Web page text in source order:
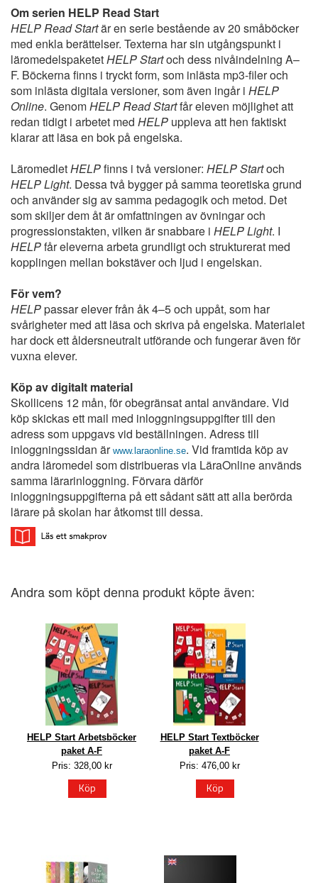
Om serien HELP Read Start
HELP Read Startär en serie bestående av 20 småböcker
med enkla berättelser. Texterna har sin utgångspunkt i
läromedelspaketetHELP Startoch dess nivåindelning A–
F. Böckerna finns i tryckt form, som inlästa mp3-filer och
som inlästa digitala versioner, som även ingår i HELP
Online. GenomHELP Read Startfår eleven möjlighet att
redan tidigt i arbetet med HELP uppleva att hen faktiskt
klarar att läsa en bok på engelska.
LäromedletHELPfinns i två versioner: HELP Startoch
HELP Light. Dessa två bygger på samma teoretiska grund
och använder sig av samma pedagogik och metod. Det
som skiljer dem åt är omfattningen av övningar och
progressionstakten, vilken är snabbare i HELP Light. I
HELPfår eleverna arbeta grundligt och strukturerat med
kopplingen mellan bokstäver och ljud i engelskan.
För vem?
HELPpassar elever från åk 4–5 och uppåt, som har
svårigheter med att läsa och skriva på engelska. Materialet
har dock ett åldersneutralt utförande och fungerar även för
vuxna elever.
Köp av digitalt material
Skollicens 12 mån, för obegränsat antal användare. Vid
köp skickas ett mail med inloggningsuppgifter till den
adress som uppgavs vid beställningen. Adress till
inloggningssidan är www.laraonline.se. Vid framtida köp av
andra läromedel som distribueras via LäraOnline används
samma lärarinloggning. Förvara därför
inloggningsuppgifterna på ett sådant sätt att alla berörda
lärare på skolan har åtkomst till dessa.
Andra som köpt denna produkt köpte även:
HELP Start Arbetsböcker
paket A-F
Pris: 328,00 kr
Köp
HELP Start Textböcker
paket A-F
Pris: 476,00 kr
Köp